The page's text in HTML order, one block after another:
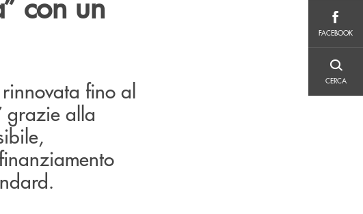
FACEBOOK
CERCA
fino al
grazie alla